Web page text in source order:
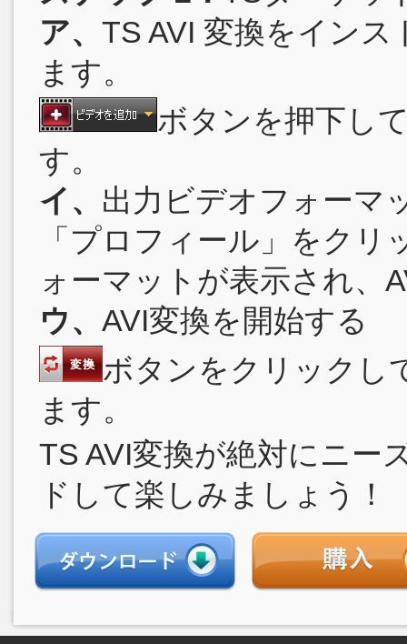
ア、 TS AVI 変換をイン
ます。
ボタンを押下し
す。
イ、 出力ビデオフォーマ
「プロフィール」をク
ォーマットが表示され、
ウ、 AVI変換を開始する
ボタンをクリックし
ます。
TS AVI変換が絶対にニー
ドして楽しみましょう！